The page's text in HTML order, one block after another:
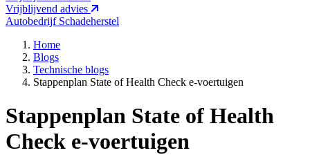
Vrijblijvend advies
Autobedrijf Schadeherstel
Home
Blogs
Technische blogs
Stappenplan State of Health Check e-voertuigen
Stappenplan State of Health
Check e-voertuigen